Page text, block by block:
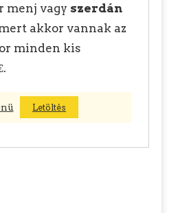
menj vagy szerdán
akkor vannak az
minden kis
.
Letöltés